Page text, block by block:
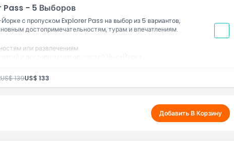
Pass - 5 Выборов
с пропуском Explorer Pass на выбор из 5 вариантов,
достопримечательностям, турам и впечатлениям.
или развлечениям
и достопримечательностей Нью-Йорка
достопримечательностях
после первого использования
US$ 139US$ 133
Добавить В Корзину